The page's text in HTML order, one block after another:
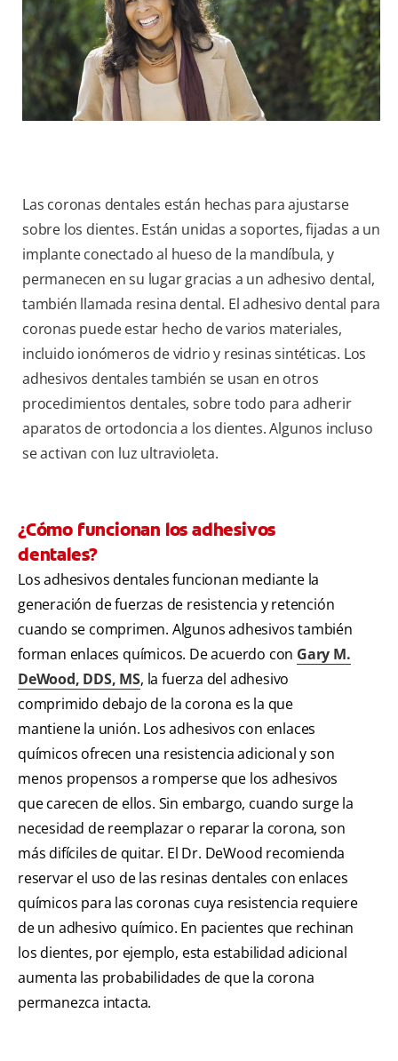
SV (ES)
SUSCRÍBASE
Las coronas dentales están hechas para ajustarse
sobre los dientes. Están unidas a soportes, fijadas a un
implante conectado al hueso de la mandíbula, y
permanecen en su lugar gracias a un adhesivo dental,
también llamada resina dental. El adhesivo dental para
coronas puede estar hecho de varios materiales,
incluido ionómeros de vidrio y resinas sintéticas. Los
adhesivos dentales también se usan en otros
procedimientos dentales, sobre todo para adherir
aparatos de ortodoncia a los dientes. Algunos incluso
se activan con luz ultravioleta.
¿Cómo funcionan los adhesivos
dentales?
Los adhesivos dentales funcionan mediante la
generación de fuerzas de resistencia y retención
cuando se comprimen. Algunos adhesivos también
forman enlaces químicos. De acuerdo con Gary M.
DeWood, DDS, MS, la fuerza del adhesivo
comprimido debajo de la corona es la que
mantiene la unión. Los adhesivos con enlaces
químicos ofrecen una resistencia adicional y son
menos propensos a romperse que los adhesivos
que carecen de ellos. Sin embargo, cuando surge la
necesidad de reemplazar o reparar la corona, son
más difíciles de quitar. El Dr. DeWood recomienda
reservar el uso de las resinas dentales con enlaces
químicos para las coronas cuya resistencia requiere
de un adhesivo químico. En pacientes que rechinan
los dientes, por ejemplo, esta estabilidad adicional
aumenta las probabilidades de que la corona
permanezca intacta.